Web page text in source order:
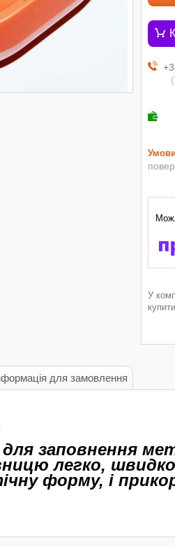
У
для замовлення
заповнення
легко,
форму, і